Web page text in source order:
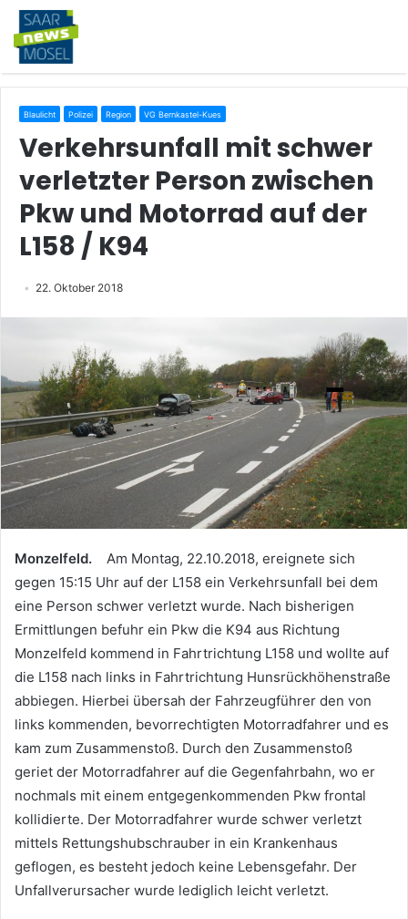
Blaulicht Polizei Region VG Bernkastel-Kues
Verkehrsunfall mit schwer
verletzter Person zwischen
Pkw und Motorrad auf der
L158 / K94
22. Oktober 2018
Monzelfeld. Am Montag, 22.10.2018, ereignete sich
gegen 15:15 Uhr auf der L158 ein Verkehrsunfall bei dem
eine Person schwer verletzt wurde. Nach bisherigen
Ermittlungen befuhr ein Pkw die K94 aus Richtung
Monzelfeld kommend in Fahrtrichtung L158 und wollte auf
die L158 nach links in Fahrtrichtung Hunsrückhöhenstraße
abbiegen. Hierbei übersah der Fahrzeugführer den von
links kommenden, bevorrechtigten Motorradfahrer und es
kam zum Zusammenstoß. Durch den Zusammenstoß
geriet der Motorradfahrer auf die Gegenfahrbahn, wo er
nochmals mit einem entgegenkommenden Pkw frontal
kollidierte. Der Motorradfahrer wurde schwer verletzt
mittels Rettungshubschrauber in ein Krankenhaus
geflogen, es besteht jedoch keine Lebensgefahr. Der
Unfallverursacher wurde lediglich leicht verletzt.